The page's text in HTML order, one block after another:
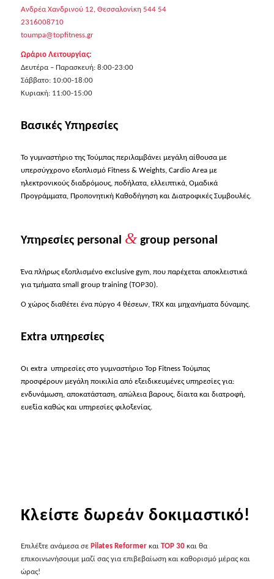
Ανδρέα Χανδρινού 12, Θεσσαλονίκη 544 54
2316008710
toumpa@topfitness.gr
Ωράριο Λειτουργίας:
Δευτέρα – Παρασκευή: 8:00-23:00
Σάββατο: 10:00-18:00
Κυριακή: 11:00-15:00
Βασικές Υπηρεσίες
Το γυμναστήριο της Τούμπας περιλαμβάνει μεγάλη αίθουσα με
υπερσύγχρονο εξοπλισμό Fitness & Weights, Cardio Area με
ηλεκτρονικούς διαδρόμους, ποδήλατα, ελλειπτικά, Ομαδικά
Προγράμματα, Προπονητική Καθοδήγηση και Διατροφικές Συμβουλές.
Υπηρεσίες personal &group personal
Ένα πλήρως εξοπλισμένο exclusive gym, που παρέχεται αποκλειστικά
για τμήματα small group training (TOP30).
Ο χώρος διαθέτει ένα πύργο 4 θέσεων, TRX και μηχανήματα δύναμης.
Extra υπηρεσίες
Οι extra υπηρεσίες στο γυμναστήριο Top Fitness Τούμπας
προσφέρουν μεγάλη ποικιλία από εξειδικευμένες υπηρεσίες για:
ενδυνάμωση, αποκατάσταση, απώλεια βαρους, δίαιτα και διατροφή,
ευεξία καθώς και υπηρεσίες φιλοξενίας.
Κλείστε δωρεάν δοκιμαστικό!
Επιλέξτε ανάμεσα σε Pilates Reformerκαι TOP 30και θα
επικοινωνήσουμε μαζί σας για επιβεβαίωση και καθορισμό μέρας και
ώρας!